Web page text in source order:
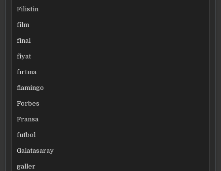
Filistin
film
final
fiyat
fırtına
flamingo
Forbes
Fransa
futbol
Galatasaray
galler